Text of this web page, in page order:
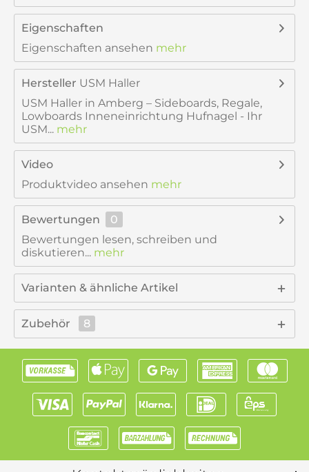
Eigenschaften
Eigenschaften ansehen mehr
Hersteller USM Haller
USM Haller in Amberg – Sideboards, Regale,
Lowboards Inneneinrichtung Hufnagel - Ihr
USM... mehr
Video
Produktvideo ansehen mehr
Bewertungen
0
Bewertungen lesen, schreiben und
diskutieren... mehr
Varianten & ähnliche Artikel
Zubehör 8